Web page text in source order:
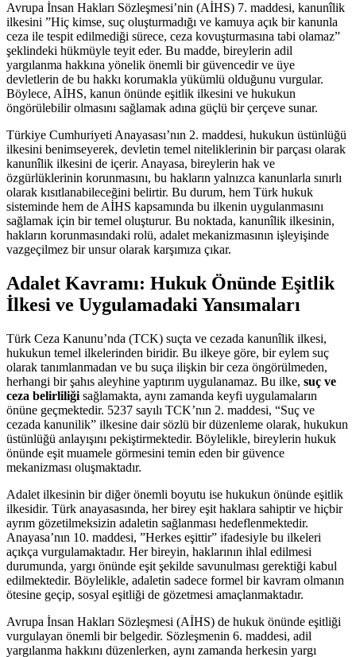
Avrupa İnsan Hakları Sözleşmesi’nin⁣ (AİHS) 7. maddesi, kanunîlik
ilkesini ⁣”Hiç⁢ kimse,‌ suç oluşturmadığı ve kamuya açık bir ⁤kanunla
ceza ile tespit edilmediği sürece, ceza kovuşturmasına tabi olamaz”
şeklindeki⁤ hükmüyle ‌teyit eder. Bu ⁣madde, bireylerin adil
yargılanma hakkına yönelik ​önemli bir güvencedir ve üye
devletlerin de bu ‍hakkı korumakla‌ yükümlü olduğunu vurgular.
‌Böylece, AİHS, kanun önünde eşitlik ilkesini ve hukukun
öngörülebilir olmasını sağlamak adına ⁣güçlü ⁤bir çerçeve sunar.
Türkiye Cumhuriyeti Anayasası’nın 2. maddesi, hukukun üstünlüğü
ilkesini benimseyerek, devletin temel niteliklerinin bir parçası olarak
kanunîlik ilkesini ‌de içerir. Anayasa, bireylerin hak⁢ ve
özgürlüklerinin korunmasını, bu hakların yalnızca kanunlarla sınırlı
olarak kısıtlanabileceğini belirtir. Bu durum,⁤ hem​ Türk hukuk​
sisteminde⁤ hem‍ de AİHS kapsamında bu ilkenin‌ uygulanmasını
sağlamak⁣ için ​bir temel oluşturur. Bu ‍noktada, ⁤kanunîlik ilkesinin,
‌hakların korunmasındaki rolü, adalet mekanizmasının işleyişinde
vazgeçilmez bir unsur olarak karşımıza​ çıkar.
Adalet Kavramı: Hukuk Önünde ​Eşitlik
İlkesi ve⁤ Uygulamadaki Yansımaları
Türk ⁢Ceza Kanunu’nda (TCK) suçta ve⁢ cezada kanunîlik ilkesi,‍
hukukun temel ilkelerinden biridir. Bu ilkeye göre, bir eylem ‌suç
olarak tanımlanmadan ve bu ⁢suça ilişkin bir⁢ ceza öngörülmeden,
herhangi bir⁢ şahıs aleyhine yaptırım uygulanamaz. Bu ilke, suç ve
ceza belirliliği sağlamakta, aynı zamanda⁤ keyfi ‍uygulamaların
‌önüne geçmektedir. 5237 sayılı TCK’nın ‌2. maddesi, “Suç ve
cezada kanunilik” ilkesine dair sözlü bir düzenleme olarak, hukukun⁤
üstünlüğü ⁣anlayışını ​pekiştirmektedir. Böylelikle, bireylerin hukuk
önünde eşit muamele görmesini temin eden bir güvence
mekanizması oluşmaktadır.
Adalet ilkesinin bir diğer önemli boyutu ise hukukun önünde ‌eşitlik
ilkesidir. Türk anayasasında, her⁤ birey eşit​ haklara sahiptir ve hiçbir
ayrım ‍gözetilmeksizin adaletin ‌sağlanması hedeflenmektedir.
Anayasa’nın‌ 10. maddesi, ⁤”Herkes eşittir” ifadesiyle‌ bu ilkeleri
‍açıkça vurgulamaktadır. Her bireyin, ‍haklarının ihlal⁢ edilmesi
durumunda, yargı önünde eşit şekilde savunulması ⁣gerektiği kabul
edilmektedir. Böylelikle, adaletin sadece formel bir kavram olmanın
ötesine​ geçip, sosyal eşitliği de gözetmesi amaçlanmaktadır.
Avrupa ‌İnsan Hakları Sözleşmesi (AİHS) de hukuk önünde eşitliği
vurgulayan⁣ önemli bir belgedir. Sözleşmenin 6. maddesi, adil
yargılanma hakkını düzenlerken, ‌aynı zamanda ‍herkesin yargı